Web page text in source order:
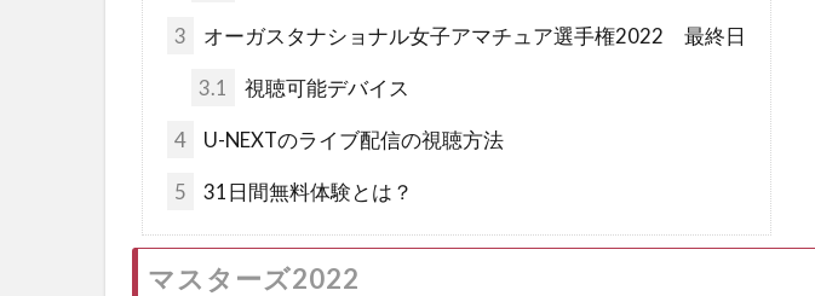
3 オーガスタナショナル女子アマチュア選手権2022 最終日
3.1 視聴可能デバイス
4 U-NEXTのライブ配信の視聴方法
5 31日間無料体験とは？
マスターズ2022